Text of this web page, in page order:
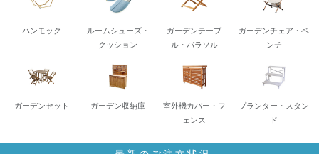
ハンモック
ルームシューズ・
クッション
ガーデンテーブ
ル・パラソル
ガーデンチェア・ベ
ンチ
ガーデンセット ガーデン収納庫
室外機カバー・フ
ェンス
プランター・スタン
ド